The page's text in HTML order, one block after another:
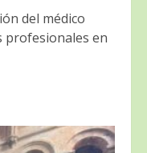
del médico
profesionales en